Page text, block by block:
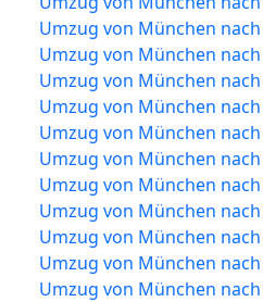
Umzug von München
Umzug von München
Umzug von München
Umzug von München
Umzug von München
Umzug von München
Umzug von München
Umzug von München
Umzug von München
Umzug von München
Umzug von München